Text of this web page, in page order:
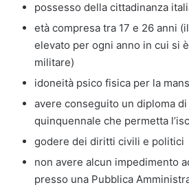
possesso della cittadinanza
età compresa tra 17 e 26 anni
elevato per ogni anno in cui si
militare)
idoneità psico fisica per la
avere conseguito un diploma
quinquennale che permetta
godere dei diritti civili e politici
non avere alcun impedimento
presso una Pubblica